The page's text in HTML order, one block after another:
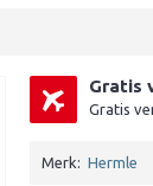
Gratis
Gratis
Merk: Hermle